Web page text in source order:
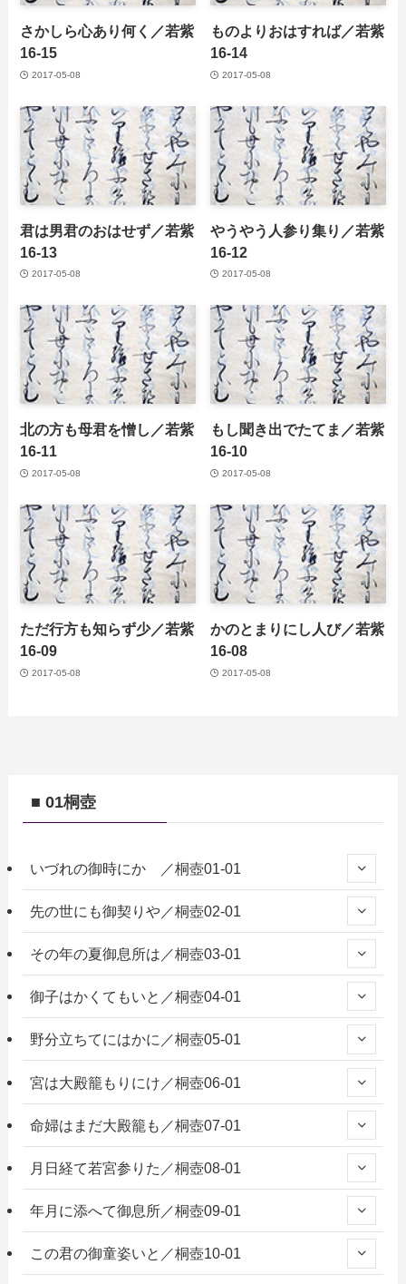
さかしら心あり何く／若紫
16-15
2017-05-08
ものよりおはすれば／若紫
16-14
2017-05-08
君は男君のおはせず／若紫
16-13
2017-05-08
やうやう人参り集り／若紫
16-12
2017-05-08
北の方も母君を憎し／若紫
16-11
2017-05-08
もし聞き出でたてま／若紫
16-10
2017-05-08
ただ行方も知らず少／若紫
16-09
2017-05-08
かのとまりにし人び／若紫
16-08
2017-05-08
■ 01桐壺
いづれの御時にか ／桐壺01-01
先の世にも御契りや／桐壺02-01
その年の夏御息所は／桐壺03-01
御子はかくてもいと／桐壺04-01
野分立ちてにはかに／桐壺05-01
宮は大殿籠もりにけ／桐壺06-01
命婦はまだ大殿籠も／桐壺07-01
月日経て若宮参りた／桐壺08-01
年月に添へて御息所／桐壺09-01
この君の御童姿いと／桐壺10-01